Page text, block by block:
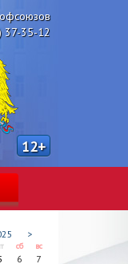
37-35-12
12+
>
сб вс
6
7